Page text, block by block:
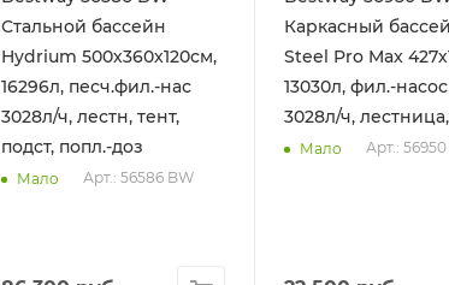
Стальной бассейн
Hydrium 500х360х120см,
16296л, песч.фил.-нас
3028л/ч, лестн, тент,
подст, попл.-доз
Мало Арт.: 56586 BW
Каркасный
Steel Pro Max
13030л, фил.-насос
3028л/ч,
Мало Арт.: